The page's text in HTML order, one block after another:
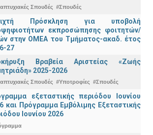
Σπουδές #Σπουδές
Πρόσκληση για υποβολή
εκπροσώπησης φοιτητών/
στην ΟΜΕΑ του Τμήματος-ακαδ. έτος
27
Βραβεία Αριστείας «Ζωής
2025-2026
Σπουδές #Υποτροφίες #Σπουδές
εξεταστικής περιόδου Ιουνίου
και Πρόγραμμα Εμβόλιμης Εξεταστικής
Ιουνίου 2026